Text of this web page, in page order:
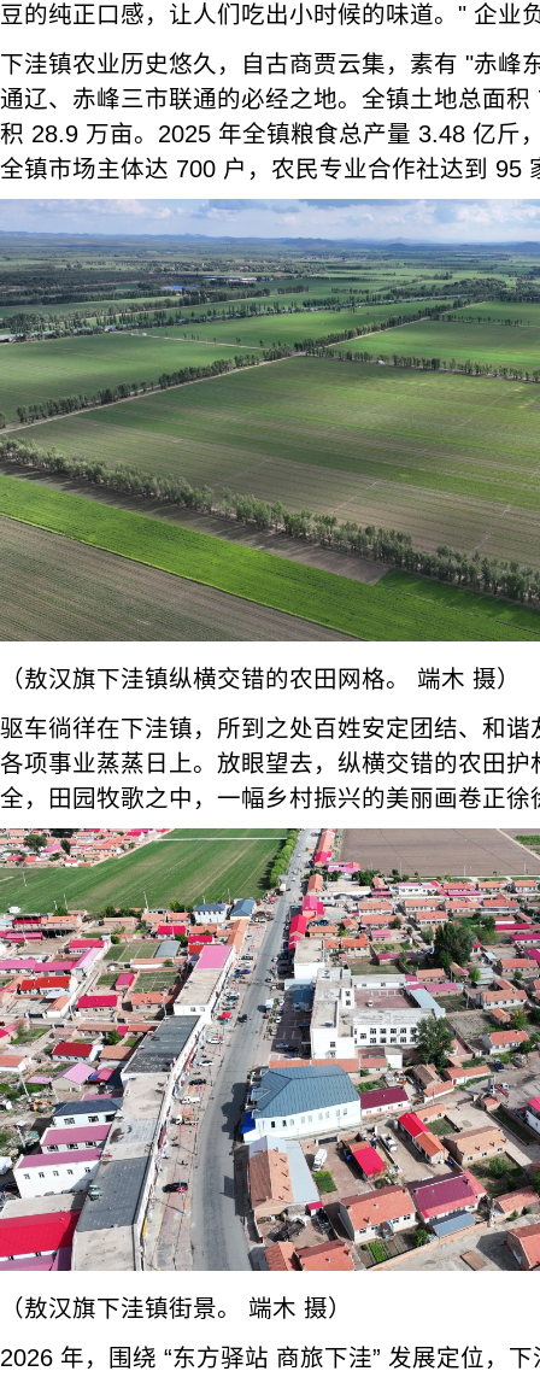
豆的纯正口感，让人们吃出小时候的味道。" 企业
下洼镇农业历史悠久，自古商贾云集，素有 "赤峰
通辽、赤峰三市联通的必经之地。全镇土地总面
积 28.9 万亩。2025 年全镇粮食总产量 3.48 亿斤
全镇市场主体达 700 户，农民专业合作社达到 95
（敖汉旗下洼镇纵横交错的农田网格。 端木 摄）
驱车徜徉在下洼镇，所到之处百姓安定团结、和
各项事业蒸蒸日上。放眼望去，纵横交错的农田
全，田园牧歌之中，一幅乡村振兴的美丽画卷正徐
（敖汉旗下洼镇街景。 端木 摄）
2026 年，围绕 “东方驿站 商旅下洼” 发展定位，